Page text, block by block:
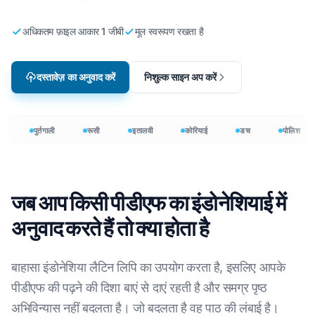
अधिकतम फ़ाइल आकार 1 जीबी मूल स्वरूपण रखता है
दस्तावेज़ का अनुवाद करें निशुल्क साइन अप करें
पुर्तगाली रूसी इतालवी कोरियाई डच पोलिश
जब आप किसी पीडीएफ का इंडोनेशियाई में
अनुवाद करते हैं तो क्या होता है
बाहासा इंडोनेशिया लैटिन लिपि का उपयोग करता है, इसलिए आपके
पीडीएफ की पढ़ने की दिशा बाएं से दाएं रहती है और समग्र पृष्ठ
अभिविन्यास नहीं बदलता है। जो बदलता है वह पाठ की लंबाई है।